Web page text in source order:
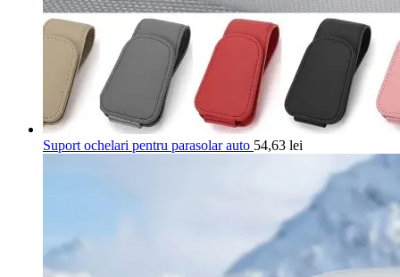
Suport ochelari pentru parasolar auto 54,63 lei